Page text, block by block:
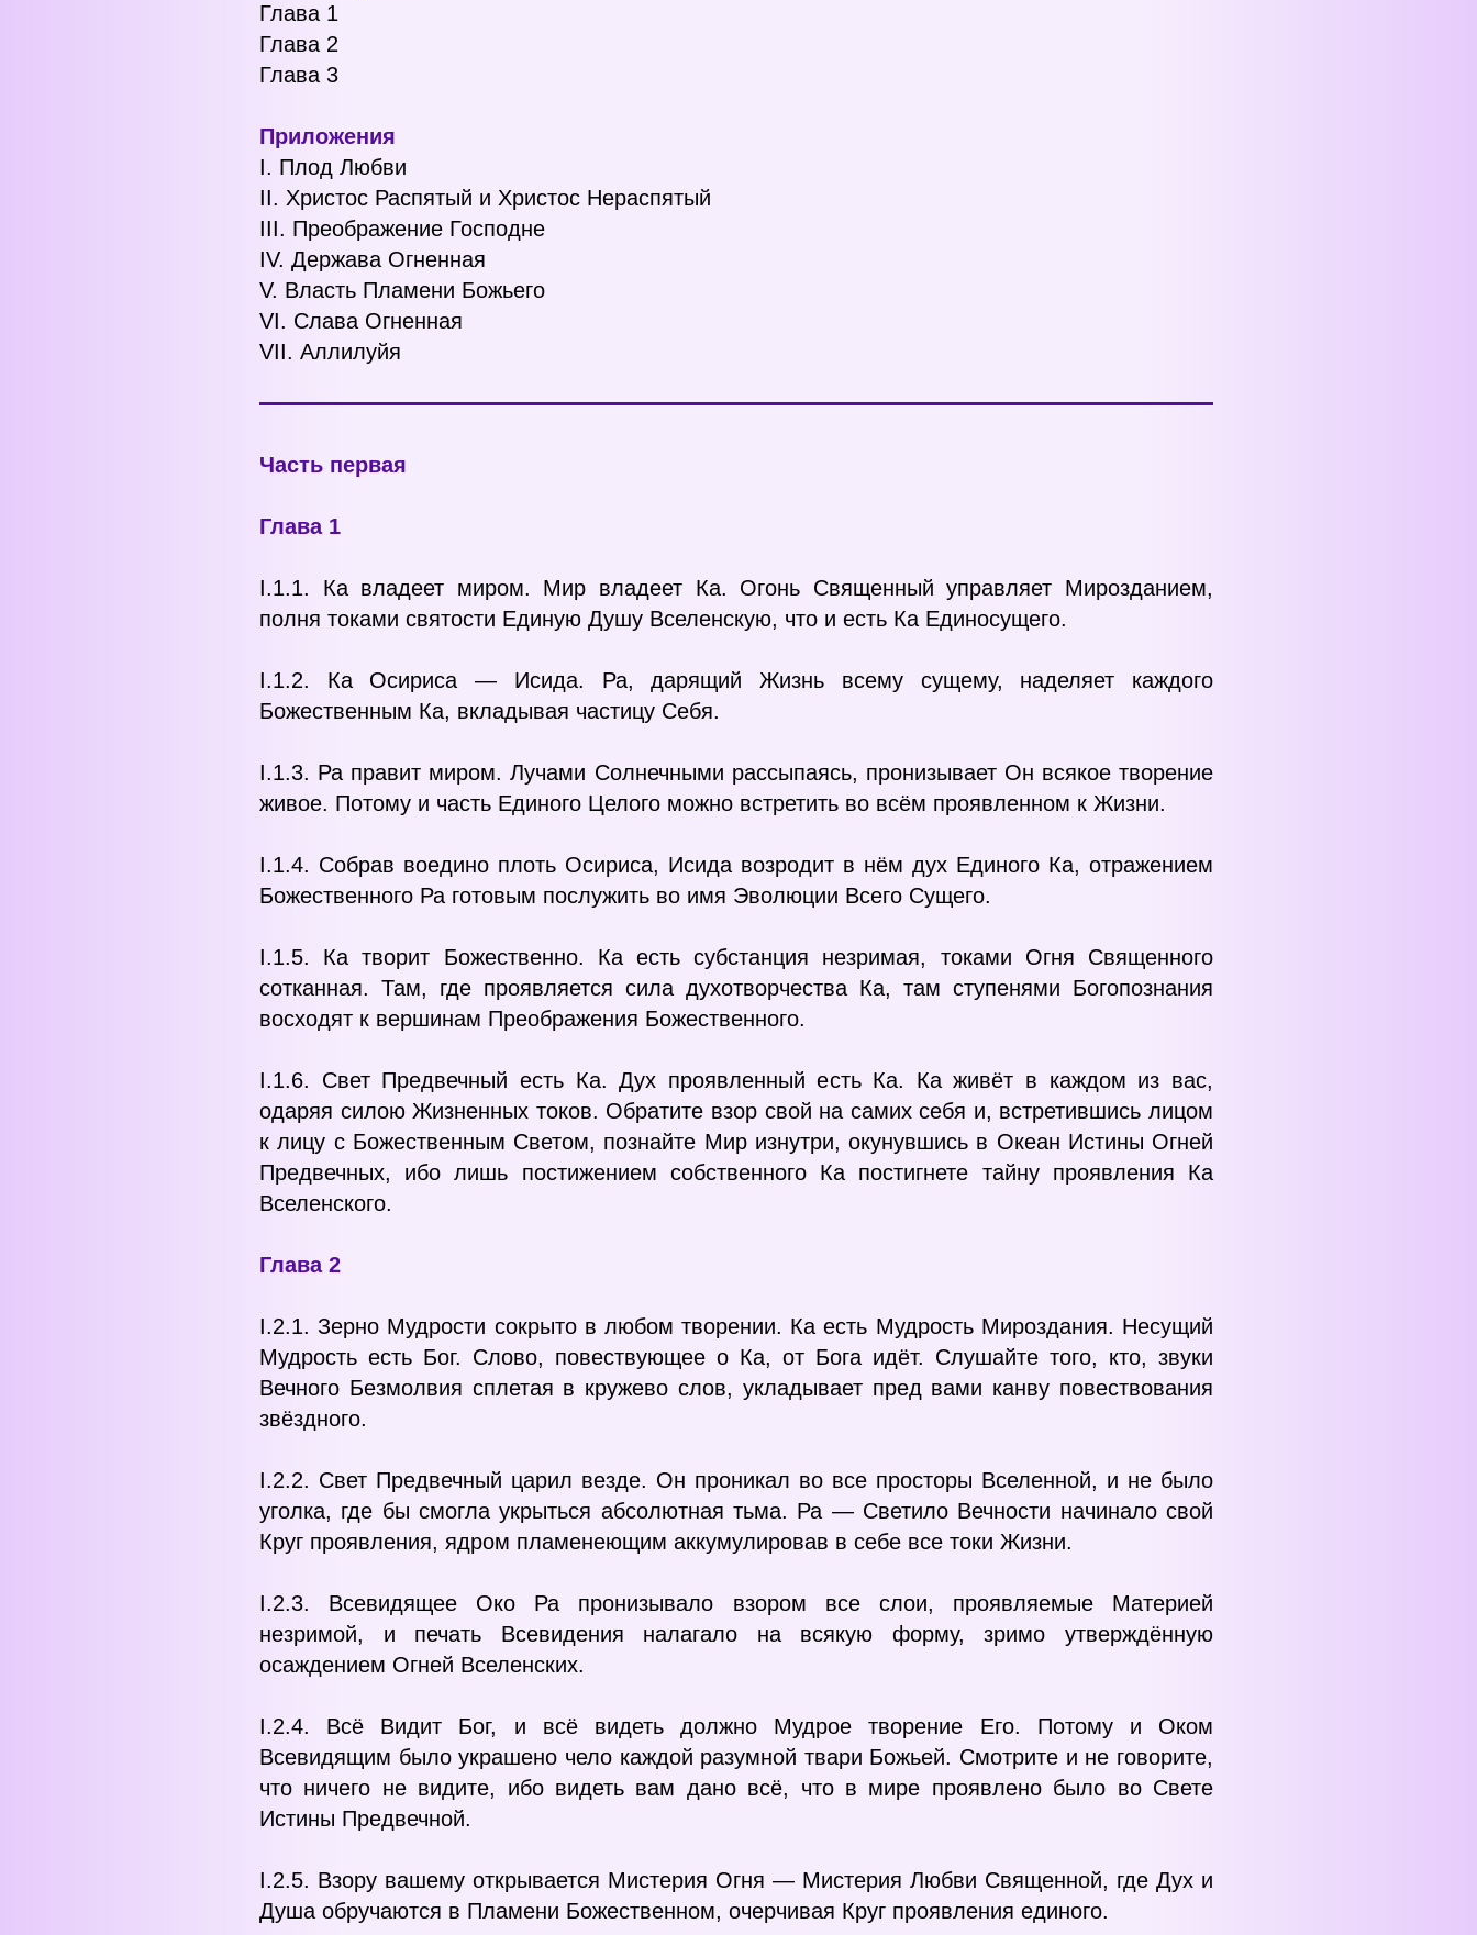
Глава 1
Глава 2
Глава 3
Приложения
I. Плод Любви
II. Христос Распятый и Христос Нераспятый
III. Преображение Господне
IV. Держава Огненная
V. Власть Пламени Божьего
VI. Слава Огненная
VII. Аллилуйя
Часть первая
Глава 1
I.1.1. Ка владеет миром. Мир владеет Ка. Огонь Священный управляет Мирозданием,
полня токами святости Единую Душу Вселенскую, что и есть Ка Единосущего.
I.1.2. Ка Осириса — Исида. Ра, дарящий Жизнь всему сущему, наделяет каждого
Божественным Ка, вкладывая частицу Себя.
I.1.3. Ра правит миром. Лучами Солнечными рассыпаясь, пронизывает Он всякое творение
живое. Потому и часть Единого Целого можно встретить во всём проявленном к Жизни.
I.1.4. Собрав воедино плоть Осириса, Исида возродит в нём дух Единого Ка, отражением
Божественного Ра готовым послужить во имя Эволюции Всего Сущего.
I.1.5. Ка творит Божественно. Ка есть субстанция незримая, токами Огня Священного
сотканная. Там, где проявляется сила духотворчества Ка, там ступенями Богопознания
восходят к вершинам Преображения Божественного.
I.1.6. Свет Предвечный есть Ка. Дух проявленный есть Ка. Ка живёт в каждом из вас,
одаряя силою Жизненных токов. Обратите взор свой на самих себя и, встретившись лицом
к лицу с Божественным Светом, познайте Мир изнутри, окунувшись в Океан Истины Огней
Предвечных, ибо лишь постижением собственного Ка постигнете тайну проявления Ка
Вселенского.
Глава 2
I.2.1. Зерно Мудрости сокрыто в любом творении. Ка есть Мудрость Мироздания. Несущий
Мудрость есть Бог. Слово, повествующее о Ка, от Бога идёт. Слушайте того, кто, звуки
Вечного Безмолвия сплетая в кружево слов, укладывает пред вами канву повествования
звёздного.
I.2.2. Свет Предвечный царил везде. Он проникал во все просторы Вселенной, и не было
уголка, где бы смогла укрыться абсолютная тьма. Ра — Светило Вечности начинало свой
Круг проявления, ядром пламенеющим аккумулировав в себе все токи Жизни.
I.2.3. Всевидящее Око Ра пронизывало взором все слои, проявляемые Материей
незримой, и печать Всевидения налагало на всякую форму, зримо утверждённую
осаждением Огней Вселенских.
I.2.4. Всё Видит Бог, и всё видеть должно Мудрое творение Его. Потому и Оком
Всевидящим было украшено чело каждой разумной твари Божьей. Смотрите и не говорите,
что ничего не видите, ибо видеть вам дано всё, что в мире проявлено было во Свете
Истины Предвечной.
I.2.5. Взору вашему открывается Мистерия Огня — Мистерия Любви Священной, где Дух и
Душа обручаются в Пламени Божественном, очерчивая Круг проявления единого.